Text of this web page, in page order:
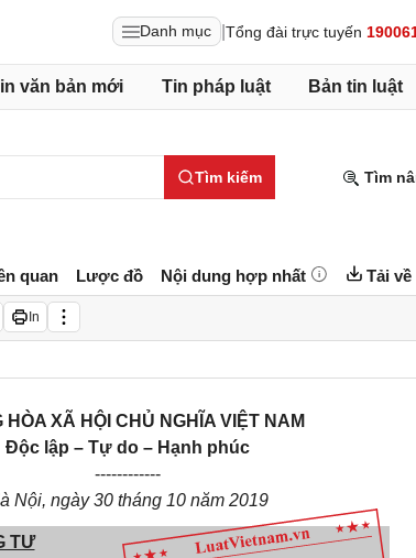
Danh mục Tổng đài trực tuyến
văn bản mới Tin pháp luật Bản tin luật
Tìm kiếm Tìm
quan Lược đồ Nội dung hợp nhất Tải về
In
HÒA XÃ HỘI CHỦ NGHĨA VIỆT NAM
Độc lập – Tự do – Hạnh phúc
------------
Nội, ngày 30 tháng 10 năm 2019
TƯ